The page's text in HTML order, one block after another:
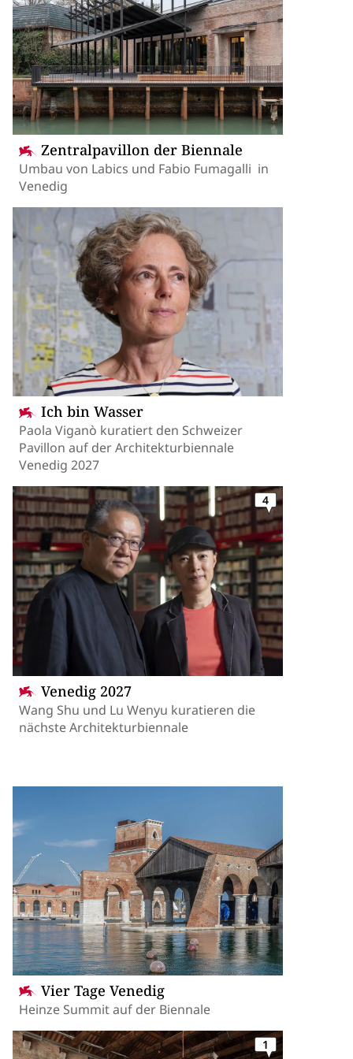
Zentralpavillon der Biennale
Umbau von Labics und Fabio Fumagalli in
Venedig
Ich bin Wasser
Paola Viganò kuratiert den Schweizer
Pavillon auf der Architekturbiennale
Venedig 2027
Venedig 2027
Wang Shu und Lu Wenyu kuratieren die
nächste Architekturbiennale
4
Vier Tage Venedig
Heinze Summit auf der Biennale
1